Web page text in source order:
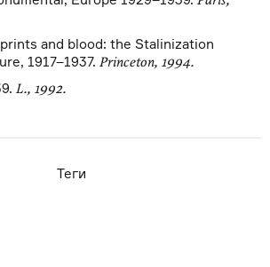
and blood: the Stalinization
1917–1937. Princeton, 1994.
L., 1992.
Теги